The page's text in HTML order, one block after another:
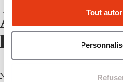
Tout
À propos de
Nous sommes un organisme